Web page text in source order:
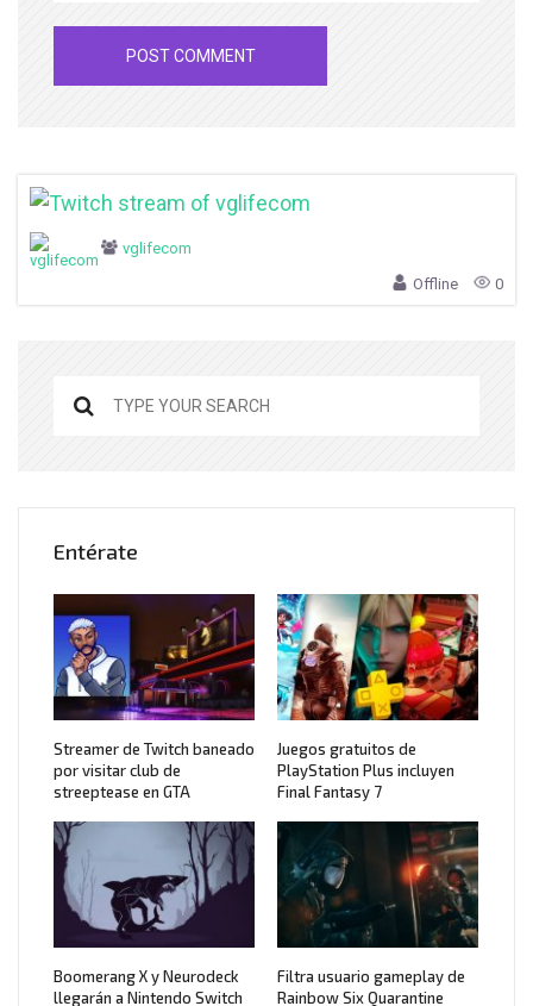
vglifecom
Offline 0
Entérate
Streamer de Twitch baneado
por visitar club de
streeptease en GTA
Juegos gratuitos de
PlayStation Plus incluyen
Final Fantasy 7
Boomerang X y Neurodeck
llegarán a Nintendo Switch
Filtra usuario gameplay de
Rainbow Six Quarantine